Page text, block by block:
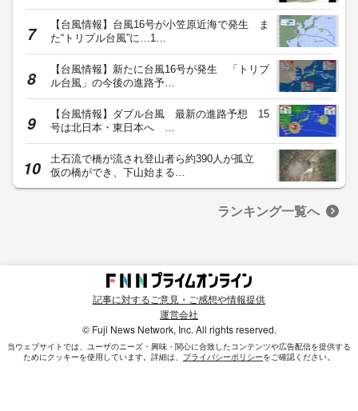
【台風情報】台風16号が小笠原近海で発生 ま
た“トリプル台風”に…1…
【台風情報】新たに台風16号が発生 「トリプ
ル台風」の今後の進路予…
【台風情報】ダブル台風 最新の進路予想 15
号は北日本・東日本へ …
土石流で橋が流され登山者ら約390人が孤立
仮の橋ができ、下山始まる…
ランキング一覧へ
記事に対するご意見・ご感想や情報提供
運営会社
© Fuji News Network, Inc. All rights reserved.
当ウェブサイトでは、ユーザのニーズ・興味・関⼼に合致したコンテンツや広告配信を提供する
ためにクッキーを使⽤しています。詳細は、 プライバシーポリシーをご確認ください。